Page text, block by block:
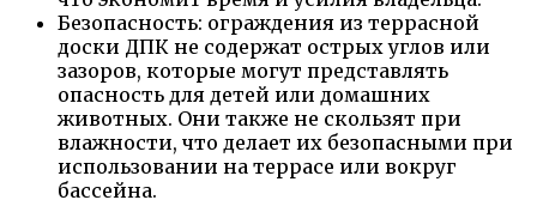
Безопасность: ограждения из террасной
доски ДПК не содержат острых углов или
зазоров, которые могут представлять
опасность для детей или домашних
животных. Они также не скользят при
влажности, что делает их безопасными при
использовании на террасе или вокруг
бассейна.